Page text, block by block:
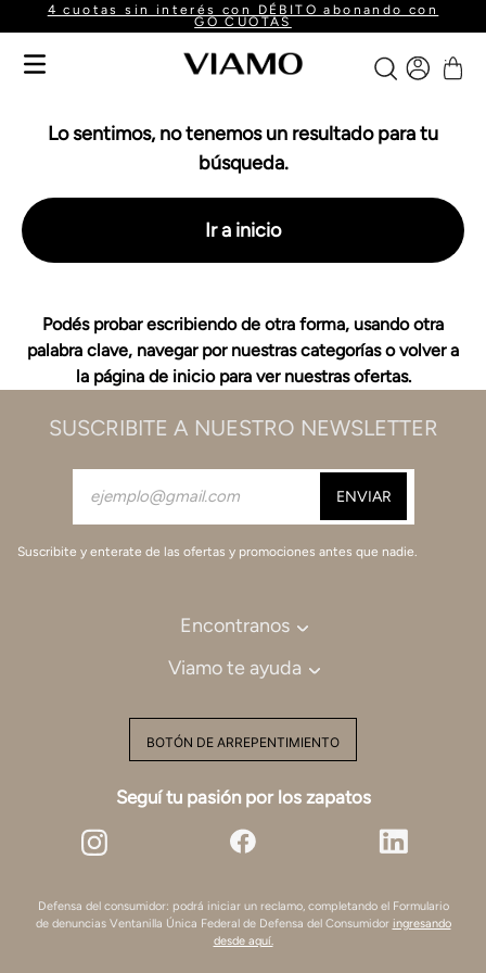
4 cuotas sin interés con DÉBITO abonando con
GO CUOTAS
Lo sentimos, no tenemos un resultado para tu
búsqueda.
Ir a inicio
Podés probar escribiendo de otra forma, usando otra
palabra clave, navegar por nuestras categorías o volver a
la página de inicio para ver nuestras ofertas.
SUSCRIBITE A NUESTRO NEWSLETTER
Suscribite y enterate de las ofertas y promociones antes que nadie.
Encontranos
Viamo te ayuda
BOTÓN DE ARREPENTIMIENTO
Seguí tu pasión por los zapatos
Defensa del consumidor: podrá iniciar un reclamo, completando el Formulario
de denuncias Ventanilla Única Federal de Defensa del Consumidor ingresando
desde aquí.